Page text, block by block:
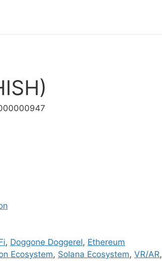
, Doggone Doggerel, Ethereum
Ecosystem, Solana Ecosystem, VR/AR,